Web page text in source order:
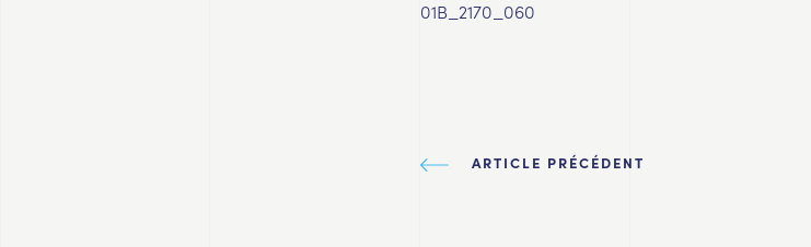
01B_2170_060
ARTICLE PRÉCÉDENT